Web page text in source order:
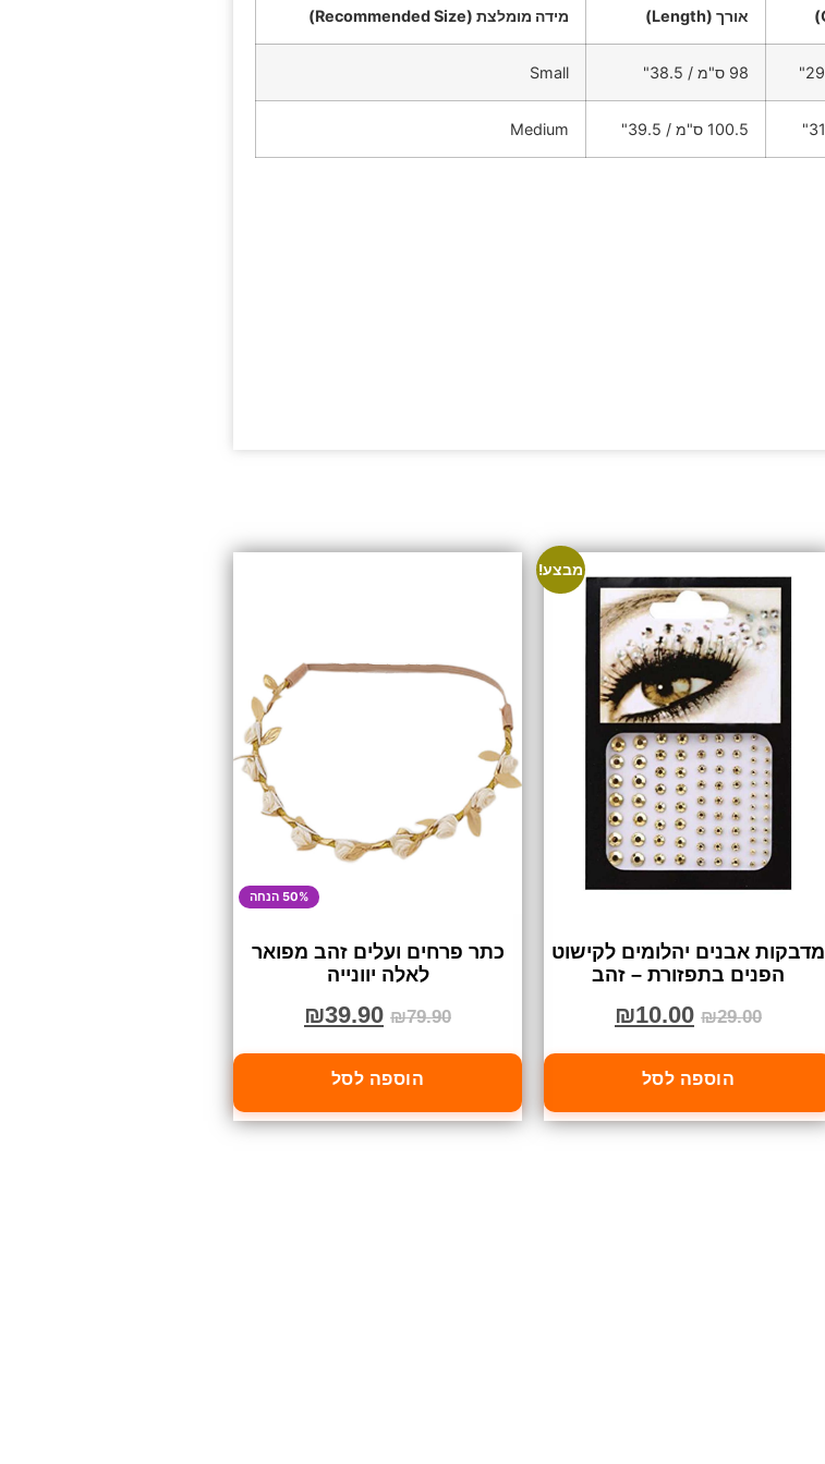
אורך (Length) מידה מומלצת (Recommended Size)
98 ס"מ / 38.5" Small
100.5 ס"מ / 39.5" Medium
מבצע!
מדבקות אבנים יהלומים לקישוט
הפנים בתפזורת – זהב
₪29.00
₪10.00
הוספה לסל
50% הנחה
כתר פרחים ועלים זהב מפואר
לאלה יוונייה
₪79.90
₪39.90
הוספה לסל